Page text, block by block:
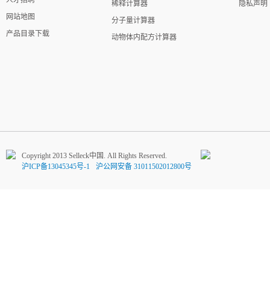
网站地图
产品目录下载
稀释计算器
分子量计算器
动物体内配方计算器
隐私声明
Copyright 2013 Selleck中国. All Rights Reserved.
沪ICP备13045345号-1
沪公网安备 31011502012800号